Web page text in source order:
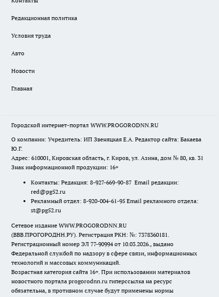
Редакционная политика
Условия труда
Авто
Новости
Главная
Городской интернет-портал WWW.PROGORODNN.RU
О компании: Учредитель: ИП Звеняцкая Е.А. Редактор сайта: Бакаева
Ю.Г.
Адрес: 610001, Кировская область, г. Киров, ул. Азина, дом № 80, кв. 31
Знак информационной продукции: 16+
Контакты: Редакция: 8-927-669-90-87 Email редакции:
red@pg52.ru
Рекламный отдел: 8-920-004-61-95 Email рекламного отдела:
st@pg52.ru
Сетевое издание WWW.PROGORODNN.RU
(ВВВ.ПРОГОРОДНН.РУ). Регистрация РКН: №: 7378360181.
Регистрационный номер ЭЛ 77-90994 от 10.03.2026., выдано
Федеральной службой по надзору в сфере связи, информационных
технологий и массовых коммуникаций.
Возрастная категория сайта 16+. При использовании материалов
новостного портала progorodnn.ru гиперссылка на ресурс
обязательна, в противном случае будут применены нормы